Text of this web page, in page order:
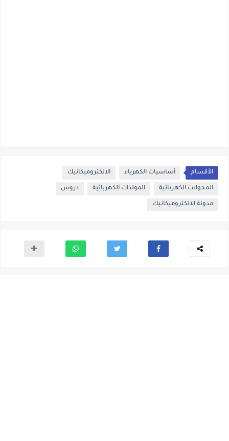
الأقسام أساسيات الكهرباء الالكتروميكانيك
المحولات الكهربائية المولدات الكهربائية دروس
مدونة الالكتروميكانيك